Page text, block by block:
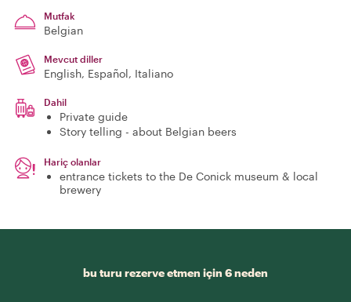
Mutfak
Belgian
Mevcut diller
English, Español, Italiano
Dahil
Private guide
Story telling - about Belgian beers
Hariç olanlar
entrance tickets to the De Conick museum & local
brewery
bu turu rezerve etmen için 6 neden